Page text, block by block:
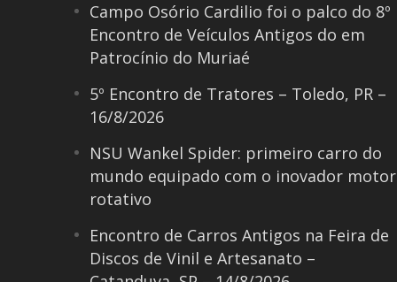
Campo Osório Cardilio foi o palco do 8º
Encontro de Veículos Antigos do em
Patrocínio do Muriaé
5º Encontro de Tratores – Toledo, PR –
16/8/2026
NSU Wankel Spider: primeiro carro do
mundo equipado com o inovador motor
rotativo
Encontro de Carros Antigos na Feira de
Discos de Vinil e Artesanato –